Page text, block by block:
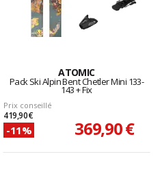
ATOMIC
Pack Ski Alpin Bent Chetler Mini 133-
143 + Fix
Prix conseillé
419,90 €
-11% 369,90 €